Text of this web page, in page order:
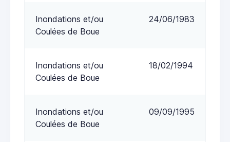
Inondations et/ou
Coulées de Boue
24/06/1983
Inondations et/ou
Coulées de Boue
18/02/1994
Inondations et/ou
Coulées de Boue
09/09/1995